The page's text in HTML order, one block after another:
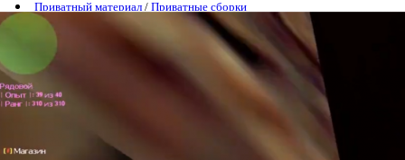
Приватный материал / Приватные сборки